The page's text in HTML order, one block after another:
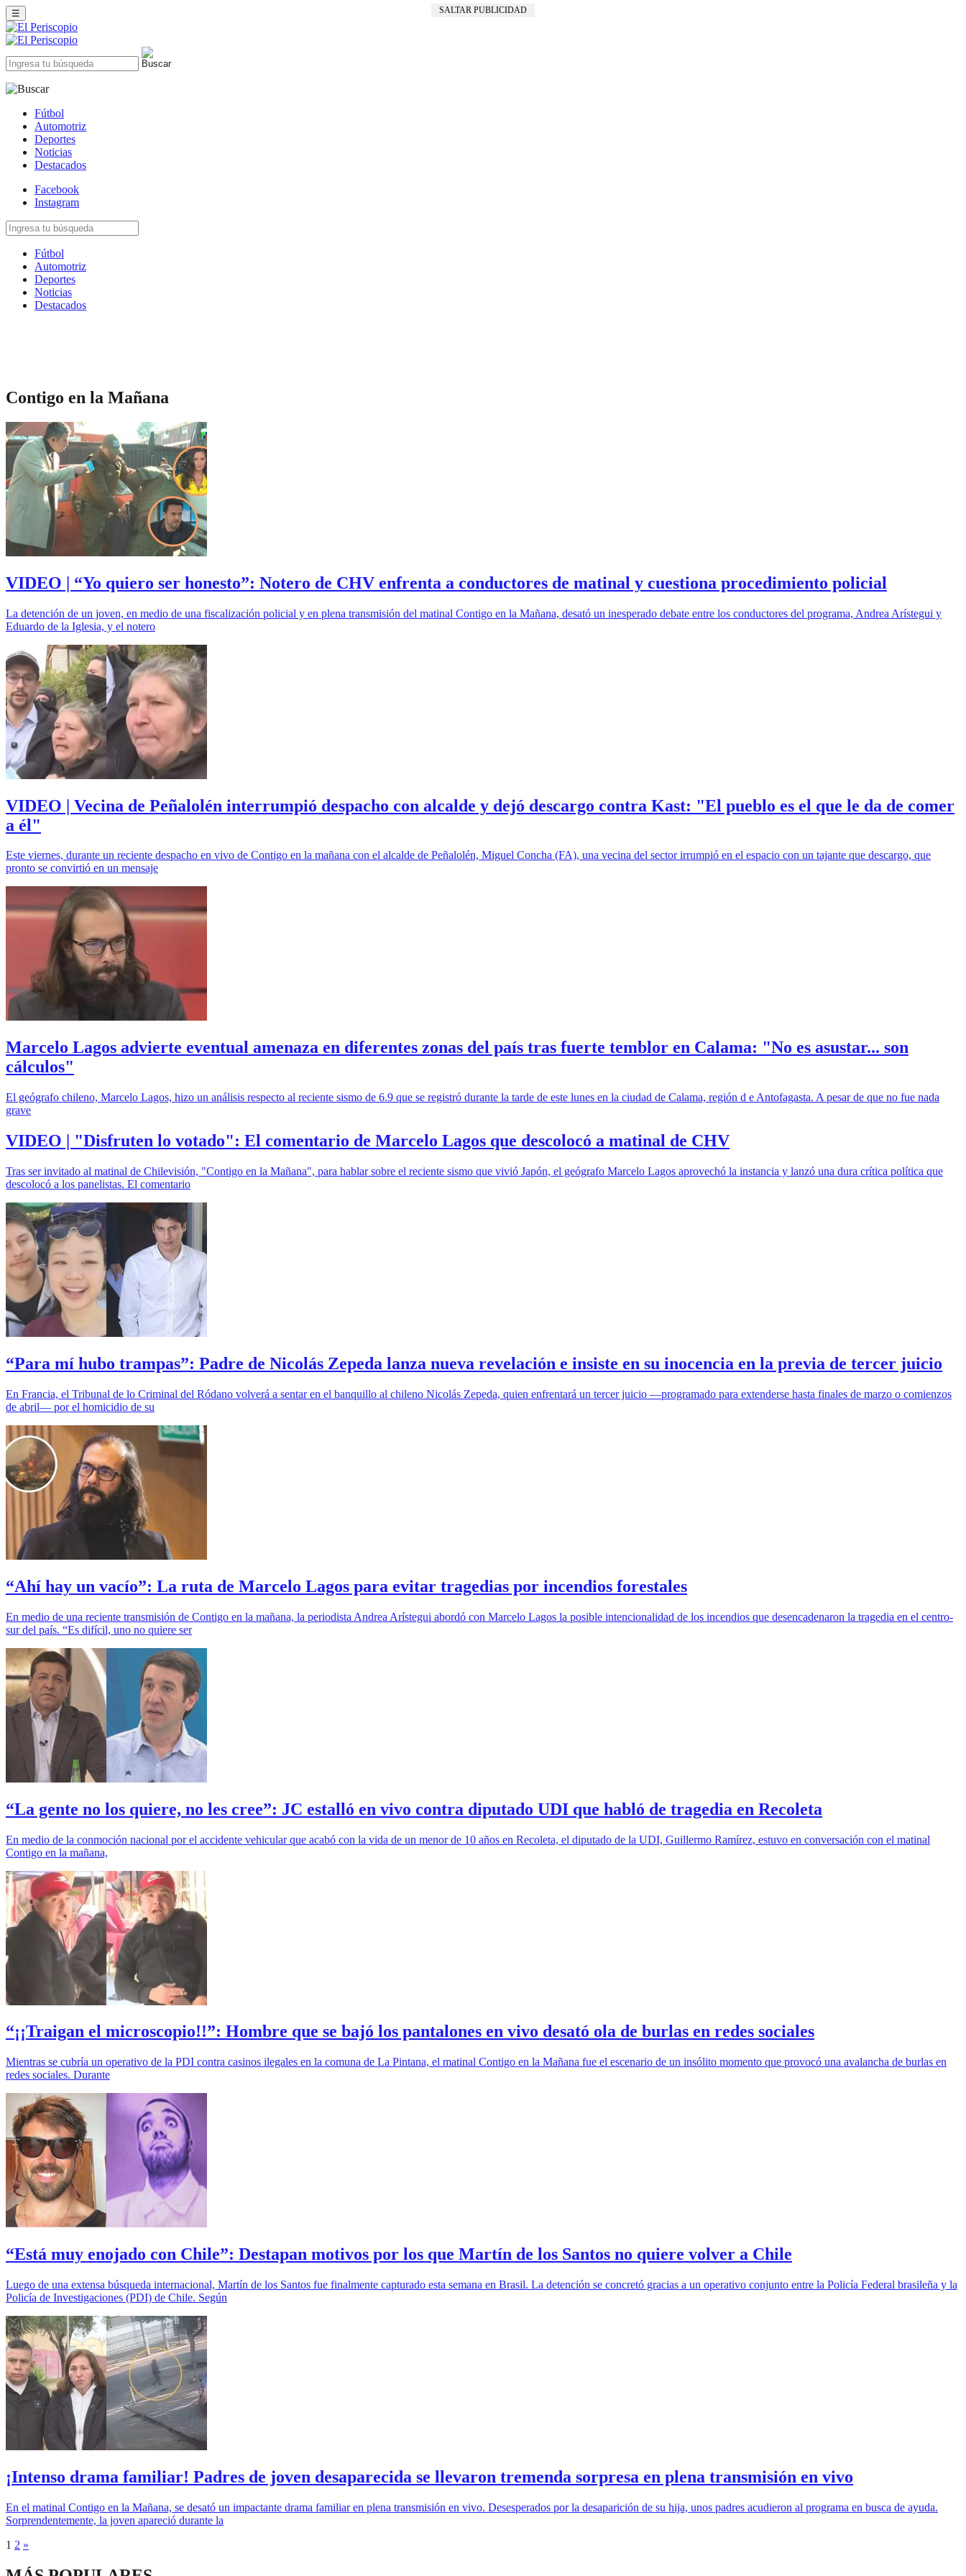
SALTAR PUBLICIDAD
☰
Fútbol
Automotriz
Deportes
Noticias
Destacados
Facebook
Instagram
Fútbol
Automotriz
Deportes
Noticias
Destacados
Contigo en la Mañana
VIDEO | “Yo quiero ser honesto”: Notero de CHV enfrenta a conductores de matinal y cuestiona procedimiento policial
La detención de un joven, en medio de una fiscalización policial y en plena transmisión del matinal Contigo en la Mañana, desató un inesperado debate entre los conductores del programa, Andrea Arístegui y
Eduardo de la Iglesia, y el notero
VIDEO | Vecina de Peñalolén interrumpió despacho con alcalde y dejó descargo contra Kast: "El pueblo es el que le da de comer
a él"
Este viernes, durante un reciente despacho en vivo de Contigo en la mañana con el alcalde de Peñalolén, Miguel Concha (FA), una vecina del sector irrumpió en el espacio con un tajante que descargo, que
pronto se convirtió en un mensaje
Marcelo Lagos advierte eventual amenaza en diferentes zonas del país tras fuerte temblor en Calama: "No es asustar... son
cálculos"
El geógrafo chileno, Marcelo Lagos, hizo un análisis respecto al reciente sismo de 6.9 que se registró durante la tarde de este lunes en la ciudad de Calama, región d e Antofagasta. A pesar de que no fue nada
grave
VIDEO | "Disfruten lo votado": El comentario de Marcelo Lagos que descolocó a matinal de CHV
Tras ser invitado al matinal de Chilevisión, "Contigo en la Mañana", para hablar sobre el reciente sismo que vivió Japón, el geógrafo Marcelo Lagos aprovechó la instancia y lanzó una dura crítica política que
descolocó a los panelistas. El comentario
“Para mí hubo trampas”: Padre de Nicolás Zepeda lanza nueva revelación e insiste en su inocencia en la previa de tercer juicio
En Francia, el Tribunal de lo Criminal del Ródano volverá a sentar en el banquillo al chileno Nicolás Zepeda, quien enfrentará un tercer juicio —programado para extenderse hasta finales de marzo o comienzos
de abril— por el homicidio de su
“Ahí hay un vacío”: La ruta de Marcelo Lagos para evitar tragedias por incendios forestales
En medio de una reciente transmisión de Contigo en la mañana, la periodista Andrea Arístegui abordó con Marcelo Lagos la posible intencionalidad de los incendios que desencadenaron la tragedia en el centro-
sur del país. “Es difícil, uno no quiere ser
“La gente no los quiere, no les cree”: JC estalló en vivo contra diputado UDI que habló de tragedia en Recoleta
En medio de la conmoción nacional por el accidente vehicular que acabó con la vida de un menor de 10 años en Recoleta, el diputado de la UDI, Guillermo Ramírez, estuvo en conversación con el matinal
Contigo en la mañana,
“¡¡Traigan el microscopio!!”: Hombre que se bajó los pantalones en vivo desató ola de burlas en redes sociales
Mientras se cubría un operativo de la PDI contra casinos ilegales en la comuna de La Pintana, el matinal Contigo en la Mañana fue el escenario de un insólito momento que provocó una avalancha de burlas en
redes sociales. Durante
“Está muy enojado con Chile”: Destapan motivos por los que Martín de los Santos no quiere volver a Chile
Luego de una extensa búsqueda internacional, Martín de los Santos fue finalmente capturado esta semana en Brasil. La detención se concretó gracias a un operativo conjunto entre la Policía Federal brasileña y la
Policía de Investigaciones (PDI) de Chile. Según
¡Intenso drama familiar! Padres de joven desaparecida se llevaron tremenda sorpresa en plena transmisión en vivo
En el matinal Contigo en la Mañana, se desató un impactante drama familiar en plena transmisión en vivo. Desesperados por la desaparición de su hija, unos padres acudieron al programa en busca de ayuda.
Sorprendentemente, la joven apareció durante la
1 2 »